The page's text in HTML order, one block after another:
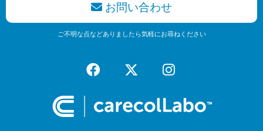
お問い合わせ
ご不明な点などありましたら気軽にお尋ねください